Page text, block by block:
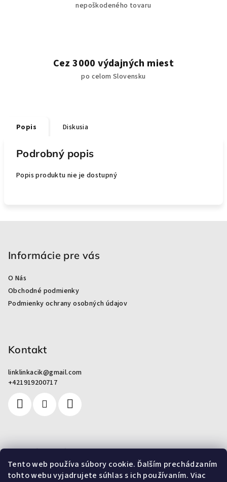
Tento web používa súbory cookie. Ďalším prechádzaním
tohto webu vyjadrujete súhlas s ich používaním. Viac
nepoškodeného tovaru
Cez 3000 výdajných miest
po celom Slovensku
Popis Diskusia
Podrobný popis
Popis produktu nie je dostupný
Informácie pre vás
O Nás
Obchodné podmienky
Podmienky ochrany osobných údajov
Kontakt
linklinkacik@gmail.com
+421919200717
Pre zákazníkov